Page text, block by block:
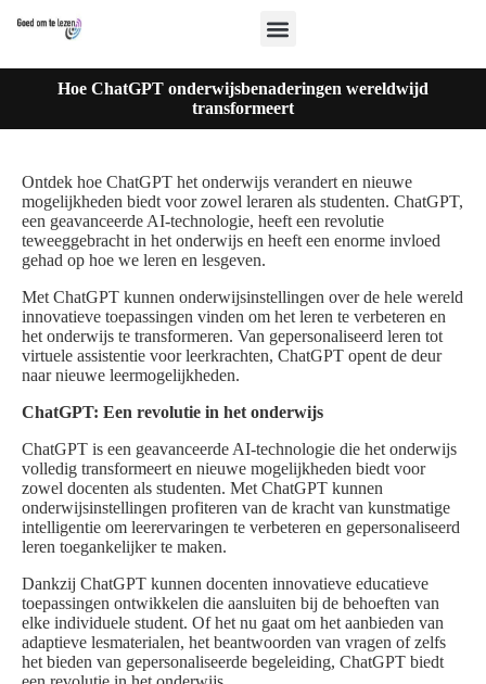
Hoe ChatGPT onderwijsbenaderingen wereldwijd
transformeert
Ontdek hoe ChatGPT het onderwijs verandert en nieuwe
mogelijkheden biedt voor zowel leraren als studenten. ChatGPT,
een geavanceerde AI-technologie, heeft een revolutie
teweeggebracht in het onderwijs en heeft een enorme invloed
gehad op hoe we leren en lesgeven.
Met ChatGPT kunnen onderwijsinstellingen over de hele wereld
innovatieve toepassingen vinden om het leren te verbeteren en
het onderwijs te transformeren. Van gepersonaliseerd leren tot
virtuele assistentie voor leerkrachten, ChatGPT opent de deur
naar nieuwe leermogelijkheden.
ChatGPT: Een revolutie in het onderwijs
ChatGPT is een geavanceerde AI-technologie die het onderwijs
volledig transformeert en nieuwe mogelijkheden biedt voor
zowel docenten als studenten. Met ChatGPT kunnen
onderwijsinstellingen profiteren van de kracht van kunstmatige
intelligentie om leerervaringen te verbeteren en gepersonaliseerd
leren toegankelijker te maken.
Dankzij ChatGPT kunnen docenten innovatieve educatieve
toepassingen ontwikkelen die aansluiten bij de behoeften van
elke individuele student. Of het nu gaat om het aanbieden van
adaptieve lesmaterialen, het beantwoorden van vragen of zelfs
het bieden van gepersonaliseerde begeleiding, ChatGPT biedt